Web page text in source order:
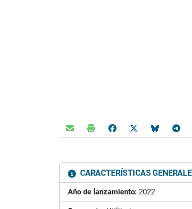
CARACTERÍSTICAS
Año de lanzamiento: 2022